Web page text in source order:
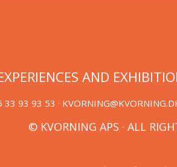
AND
33 93 93 53 ·
© KVORNING APS · ALL